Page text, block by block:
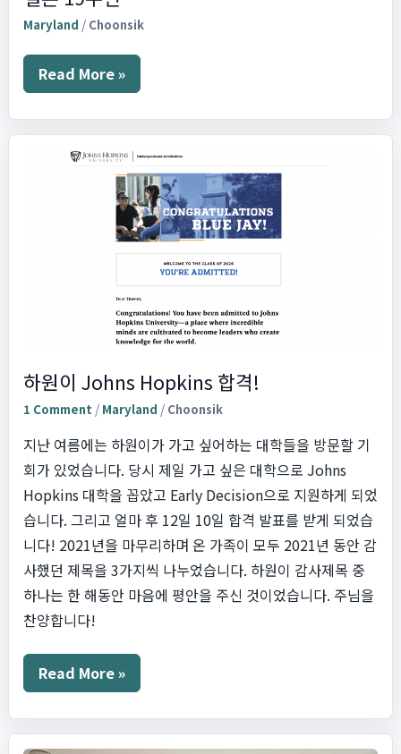
Maryland / Choonsik
결
주
년
Read More »
하원이 Johns Hopkins 합격!
1 Comment / Maryland / Choonsik
지난 여름에는 하원이가 가고 싶어하는 대학들을 방문할 기
회가 있었습니다. 당시 제일 가고 싶은 대학으로 Johns
Hopkins 대학을 꼽았고 Early Decision으로 지원하게 되었
습니다. 그리고 얼마 후 12일 10일 합격 발표를 받게 되었습
니다! 2021년을 마무리하며 온 가족이 모두 2021년 동안 감
사했던 제목을 3가지씩 나누었습니다. 하원이 감사제목 중
하나는 한 해동안 마음에 평안을 주신 것이었습니다. 주님을
찬양합니다!
하
원
Johns
Hopkins
합
Read More »